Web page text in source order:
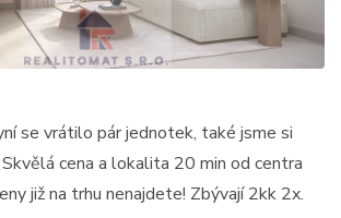
se vrátilo pár jednotek, také jsme si
cena a lokalita 20 min od centra
již na trhu nenajdete! Zbývají 2kk 2x.